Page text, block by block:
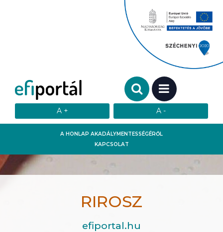
A HONLAP AKADÁLYMENTESSÉGÉRŐL
KAPCSOLAT
Keresendő szó:
MENÜ
RIROSZ
efiportal.hu